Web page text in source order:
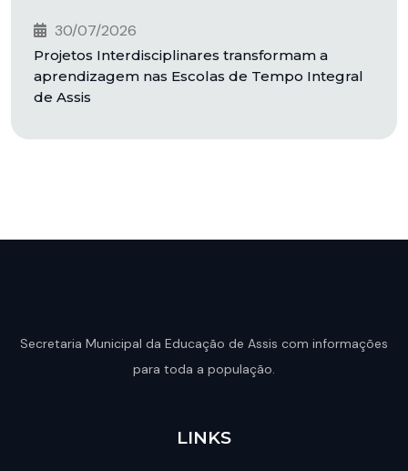
30/07/2026
Projetos Interdisciplinares transformam a
aprendizagem nas Escolas de Tempo Integral
de Assis
Secretaria Municipal da Educação de Assis com informações
para toda a população.
LINKS